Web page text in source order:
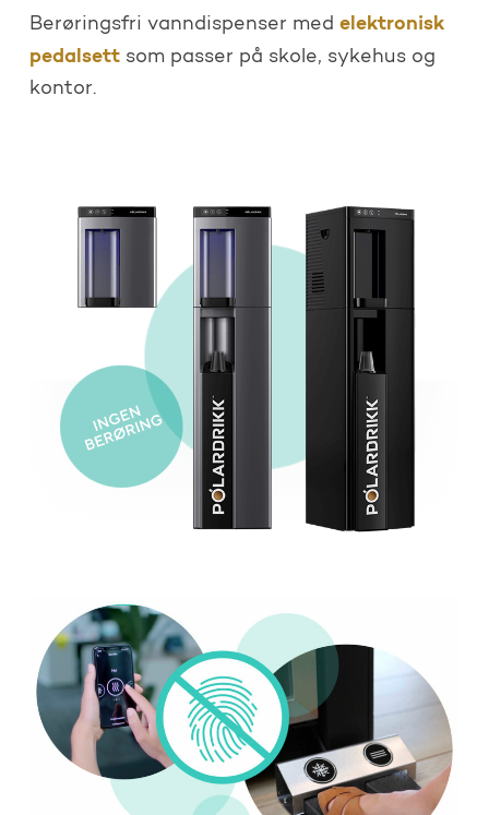
Berøringsfri vanndispenser med elektronisk
pedalsettsom passer på skole, sykehus og
kontor.